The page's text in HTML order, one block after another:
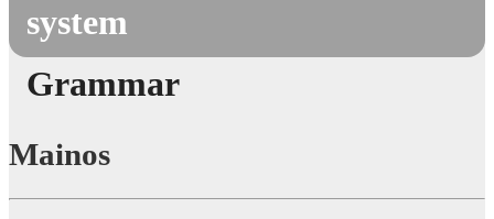
system
Grammar
Mainos